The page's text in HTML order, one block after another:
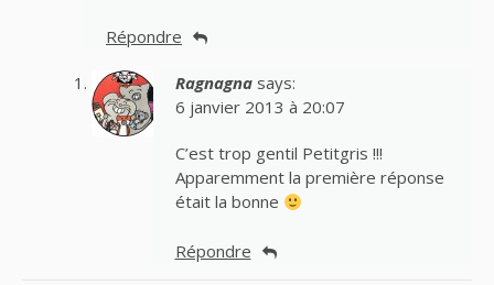
Répondre
Ragnagna says:
6 janvier 2013 à 20:07
C’est trop gentil Petitgris !!!
Apparemment la première réponse
était la bonne
Répondre